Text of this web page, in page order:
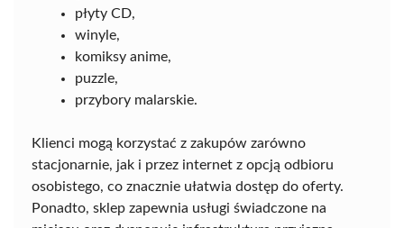
płyty CD,
winyle,
komiksy anime,
puzzle,
przybory malarskie.
Klienci mogą korzystać z zakupów zarówno
stacjonarnie, jak i przez internet z opcją odbioru
osobistego, co znacznie ułatwia dostęp do oferty.
Ponadto, sklep zapewnia usługi świadczone na